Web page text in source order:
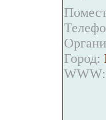
Город:
WWW: